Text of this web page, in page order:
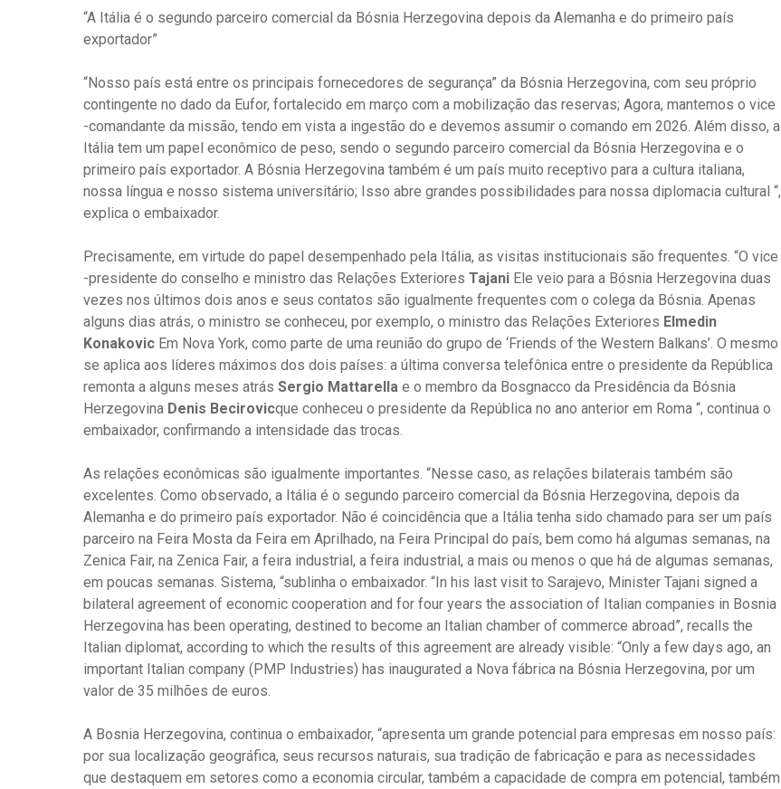
“A Itália é o segundo parceiro comercial da Bósnia Herzegovina depois da Alemanha e do primeiro país
exportador”
“Nosso país está entre os principais fornecedores de segurança” da Bósnia Herzegovina, com seu próprio
contingente no dado da Eufor, fortalecido em março com a mobilização das reservas; Agora, mantemos o vice
-comandante da missão, tendo em vista a ingestão do e devemos assumir o comando em 2026. Além disso, a
Itália tem um papel econômico de peso, sendo o segundo parceiro comercial da Bósnia Herzegovina e o
primeiro país exportador. A Bósnia Herzegovina também é um país muito receptivo para a cultura italiana,
nossa língua e nosso sistema universitário; Isso abre grandes possibilidades para nossa diplomacia cultural “,
explica o embaixador.
Precisamente, em virtude do papel desempenhado pela Itália, as visitas institucionais são frequentes. “O vice
-presidente do conselho e ministro das Relações Exteriores Tajani Ele veio para a Bósnia Herzegovina duas
vezes nos últimos dois anos e seus contatos são igualmente frequentes com o colega da Bósnia. Apenas
alguns dias atrás, o ministro se conheceu, por exemplo, o ministro das Relações Exteriores Elmedin
Konakovic Em Nova York, como parte de uma reunião do grupo de ‘Friends of the Western Balkans’. O mesmo
se aplica aos líderes máximos dos dois países: a última conversa telefônica entre o presidente da República
remonta a alguns meses atrás Sergio Mattarella e o membro da Bosgnacco da Presidência da Bósnia
Herzegovina Denis Becirovicque conheceu o presidente da República no ano anterior em Roma “, continua o
embaixador, confirmando a intensidade das trocas.
As relações econômicas são igualmente importantes. “Nesse caso, as relações bilaterais também são
excelentes. Como observado, a Itália é o segundo parceiro comercial da Bósnia Herzegovina, depois da
Alemanha e do primeiro país exportador. Não é coincidência que a Itália tenha sido chamado para ser um país
parceiro na Feira Mosta da Feira em Aprilhado, na Feira Principal do país, bem como há algumas semanas, na
Zenica Fair, na Zenica Fair, a feira industrial, a feira industrial, a mais ou menos o que há de algumas semanas,
em poucas semanas. Sistema, “sublinha o embaixador. “In his last visit to Sarajevo, Minister Tajani signed a
bilateral agreement of economic cooperation and for four years the association of Italian companies in Bosnia
Herzegovina has been operating, destined to become an Italian chamber of commerce abroad”, recalls the
Italian diplomat, according to which the results of this agreement are already visible: “Only a few days ago, an
important Italian company (PMP Industries) has inaugurated a Nova fábrica na Bósnia Herzegovina, por um
valor de 35 milhões de euros.
A Bosnia Herzegovina, continua o embaixador, “apresenta um grande potencial para empresas em nosso país:
por sua localização geográfica, seus recursos naturais, sua tradição de fabricação e para as necessidades
que destaquem em setores como a economia circular, também a capacidade de compra em potencial, também